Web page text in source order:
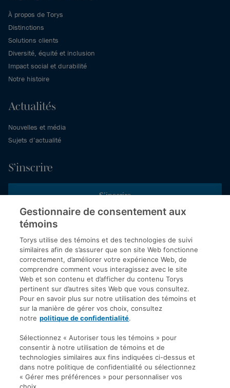
À propos de Torys
Distinctions
Solutions clients
Diversité, équité et inclusion
Impact social et durabilité
Notre histoire
Actualités
Nouvelles et média
Sujets d’actualité
S’inscrire
S’inscrire
Inscrivez-vous aux publications de Torys pour recevoir nos derniers
commentaires, notre calendrier de webinaires et d’événements et
plus encore.
© 2026 Société d'avocats Torys S.E.N.C.R.L. Tous droits
réservés.
Politique de protection des renseignements personnels
Droit d’auteur
Avis de non-responsabilité
Modalités générales
Accessibilité
Gestionnaire de consentement aux
témoins
Torys utilise des témoins et des technologies de suivi
similaires afin de s’assurer que son site Web fonctionne
correctement, d’améliorer votre expérience Web, de
comprendre comment vous interagissez avec le site
Web et son contenu et d’afficher du contenu Torys
pertinent sur d’autres sites Web que vous consultez.
Pour en savoir plus sur notre utilisation des témoins et
sur la manière de gérer vos choix, consultez
notre politique de confidentialité.
Sélectionnez « Autoriser tous les témoins » pour
consentir à notre utilisation de témoins et de
technologies similaires aux fins indiquées ci-dessus et
dans notre politique de confidentialité ou sélectionnez
« Gérer mes préférences » pour personnaliser vos